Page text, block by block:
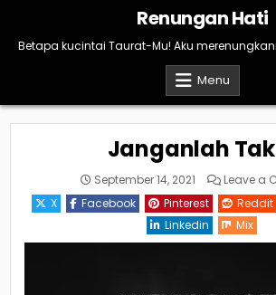
content
Renungan Hati
Betapa kucintai Taurat-Mu! Aku
Menu
Janganlah
September 14, 2021 Leave a
X Facebook Pinterest Reddit
Linkedin
Mix